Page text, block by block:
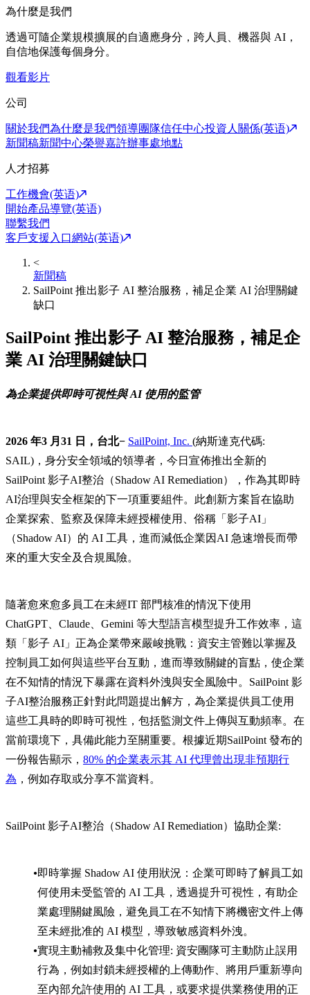
為什麼是我們
透過可隨企業規模擴展的自適應身分，跨人員、機器與 AI，
自信地保護每個身分。
觀看影片
公司
關於我們為什麼是我們領導團隊信任中心投資人關係(英语)
新聞稿新聞中心榮譽嘉許辦事處地點
人才招募
工作機會(英语)
開始產品導覽(英语)
聯繫我們
客戶支援入口網站(英语)
<
新聞稿
SailPoint 推出影子 AI 整治服務，補足企業 AI 治理關鍵
缺口
SailPoint 推出影子 AI 整治服務，補足企
業 AI 治理關鍵缺口
為企業提供即時可視性與 AI 使用的監管
2026 年3 月31 日，台北− SailPoint, Inc. (納斯達克代碼:
SAIL)，身分安全領域的領導者，今日宣佈推出全新的
SailPoint 影子AI整治（Shadow AI Remediation），作為其即時
AI治理與安全框架的下一項重要組件。此創新方案旨在協助
企業探索、監察及保障未經授權使用、俗稱「影子AI」
（Shadow AI）的 AI 工具，進而減低企業因AI 急速增長而帶
來的重大安全及合規風險。
隨著愈來愈多員工在未經IT 部門核准的情況下使用
ChatGPT、Claude、Gemini 等大型語言模型提升工作效率，這
類「影子 AI」正為企業帶來嚴峻挑戰：資安主管難以掌握及
控制員工如何與這些平台互動，進而導致關鍵的盲點，使企業
在不知情的情況下暴露在資料外洩與安全風險中。SailPoint 影
子AI整治服務正針對此問題提出解方，為企業提供員工使用
這些工具時的即時可視性，包括監測文件上傳與互動頻率。在
當前環境下，具備此能力至關重要。根據近期SailPoint 發布的
一份報告顯示， 80% 的企業表示其 AI 代理曾出現非預期行
為 ，例如存取或分享不當資料。
SailPoint 影子AI整治（Shadow AI Remediation）協助企業:
即時掌握 Shadow AI 使用狀況：企業可即時了解員工如
何使用未受監管的 AI 工具，透過提升可視性，有助企
業處理關鍵風險，避免員工在不知情下將機密文件上傳
至未經批准的 AI 模型，導致敏感資料外洩。
實現主動補救及集中化管理: 資安團隊可主動防止誤用
行為，例如封鎖未經授權的上傳動作、將用戶重新導向
至內部允許使用的 AI 工具，或要求提供業務使用的正